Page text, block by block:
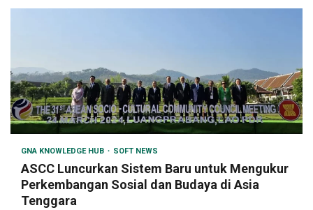
GNA KNOWLEDGE HUB SOFT NEWS
ASCC Luncurkan Sistem Baru untuk Mengukur
Perkembangan Sosial dan Budaya di Asia
Tenggara